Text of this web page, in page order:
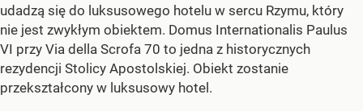
udadzą się do luksusowego hotelu w sercu Rzymu, który
nie jest zwykłym obiektem. Domus Internationalis Paulus
VI przy Via della Scrofa 70 to jedna z historycznych
rezydencji Stolicy Apostolskiej. Obiekt zostanie
przekształcony w luksusowy hotel.